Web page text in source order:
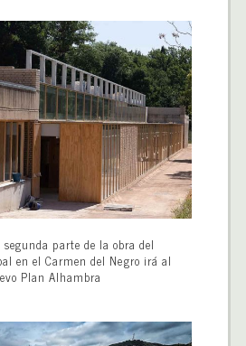
segunda parte de la obra del
en el Carmen del Negro irá al
Plan Alhambra